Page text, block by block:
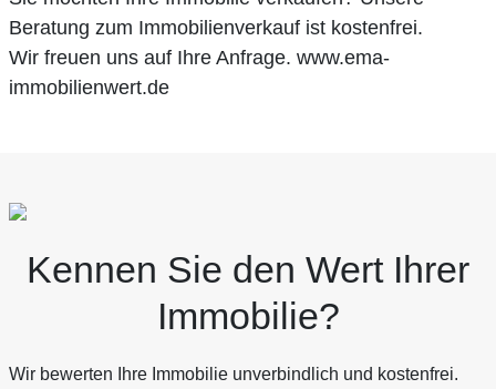
Beratung zum Immobilienverkauf ist kostenfrei.
Wir freuen uns auf Ihre Anfrage. www.ema-
immobilienwert.de
Kennen Sie den Wert Ihrer
Immobilie?
Wir bewerten Ihre Immobilie unverbindlich und kostenfrei.